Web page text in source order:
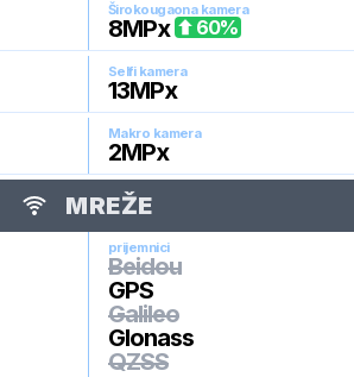
Širokougaona kamera
8MPx 60%
Selfi kamera
13MPx
Makro kamera
2MPx
MREŽE
prijemnici
Beidou
GPS
Galileo
Glonass
QZSS